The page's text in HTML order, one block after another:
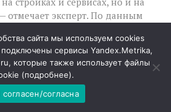
перемену»:
поток
мигрантов
в
РФ
отмечает эксперт. По данным
Центральной Азии в Россию
сравнению с тем же периодом
меньше
сайта мы используем cookies
подключены сервисы Yandex.Metrika,
которые также использует файлы
(подробнее).
согласен/согласна